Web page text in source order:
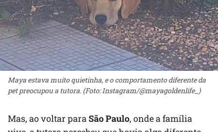
Maya estava muito quietinha, e o comportamento diferente da
pet preocupou a tutora. (Foto: Instagram/@mayagoldenlife_)
Mas, ao voltar paraSão Paulo, onde a família